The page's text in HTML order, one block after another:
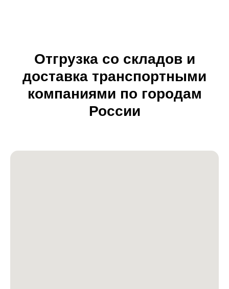
Отгрузка со складов и
доставка транспортными
компаниями по городам
России